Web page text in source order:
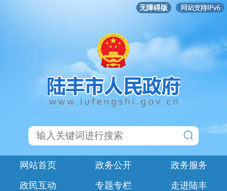
无障碍版
网站首页 政务公开
政务服务
政民互动
专题专栏
走进陆丰